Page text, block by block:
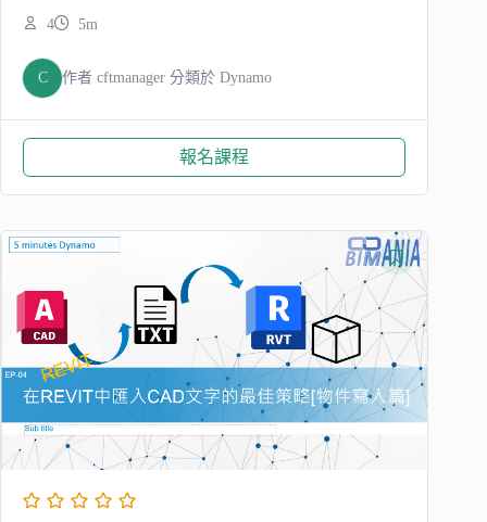
4 5m
C 作者 cftmanager 分類於 Dynamo
報名課程